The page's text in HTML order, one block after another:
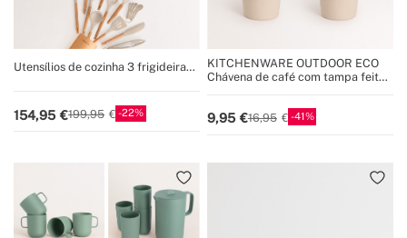
Utensílios de cozinha 3 frigideiras
KITCHENWARE STUDIO
154,95 199,95 22
KITCHENWARE OUTDOOR ECO
Chávena de café com tampa feita
9,95 16,95 41